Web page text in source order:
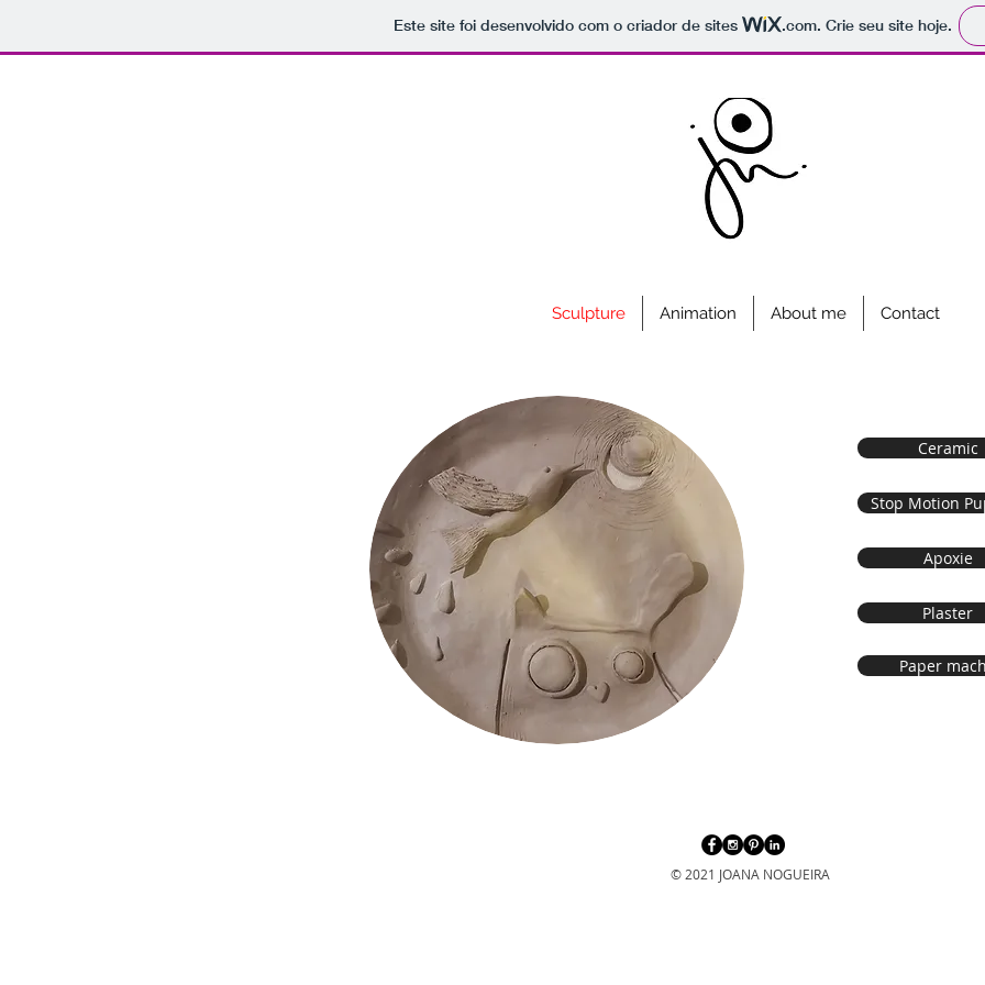
Este site foi desenvolvido com o criador de sites .com. Crie seu site hoje.
Ceramic
Stop Motion
Apoxie
Plaster
Paper
Sculpture Animation About me Contact
© 2021 JOANA NOGUEIRA